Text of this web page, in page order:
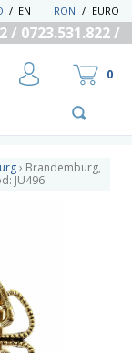
RON / EURO
EN
/
0723.531.822 /
0
› Brandemburg,
JU496